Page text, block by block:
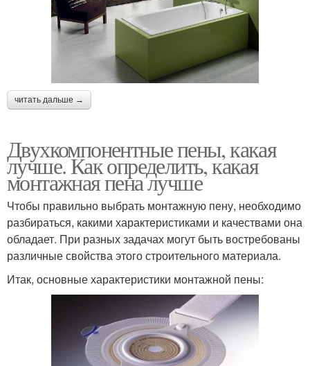
читать дальше →
Двухкомпонентные пены, какая
лучше. Как определить, какая
монтажная пена лучше
Чтобы правильно выбрать монтажную пену, необходимо
разбираться, какими характеристиками и качествами она
обладает. При разных задачах могут быть востребованы
различные свойства этого строительного материала.
Итак, основные характеристики монтажной пены: